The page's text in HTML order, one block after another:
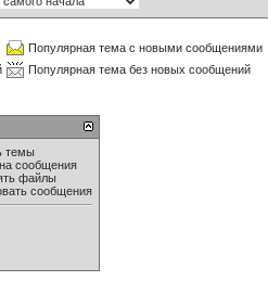
Популярная тема с новыми сообщениями
Популярная тема без новых сообщений
темы
сообщения
файлы
сообщения